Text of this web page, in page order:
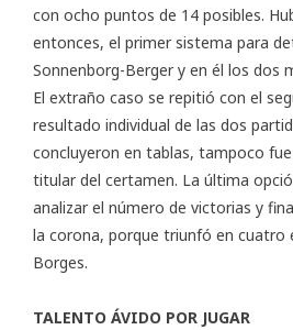
con ocho puntos de 14 posibles.
entonces, el primer sistema para
Sonnenborg-Berger y en él los dos
El extraño caso se repitió con el
resultado individual de las dos
concluyeron en tablas, tampoco
titular del certamen. La última
analizar el número de victorias y
la corona, porque triunfó en cuatro
Borges.
TALENTO ÁVIDO POR JUGAR